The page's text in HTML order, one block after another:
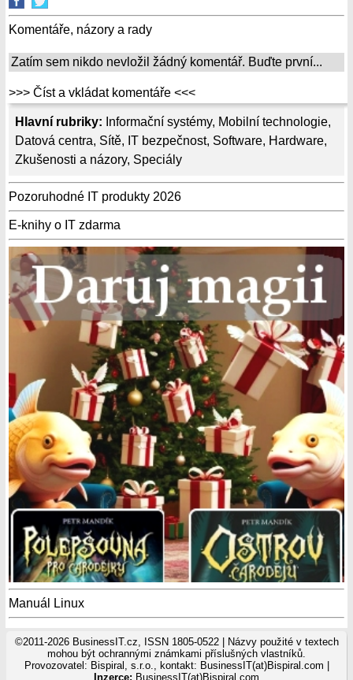
Hlavní rubriky: Informační systémy, Mobilní technologie,
Datová centra, Sítě, IT bezpečnost, Software, Hardware,
Zkušenosti a názory, Speciály
Pozoruhodné IT produkty 2026
E-knihy o IT zdarma
Manuál Linux
Komentáře, názory a rady
Zatím sem nikdo nevložil žádný komentář. Buďte první...
>>> Číst a vkládat komentáře <<<
©2011-2026 BusinessIT.cz, ISSN 1805-0522 | Názvy použité v textech
mohou být ochrannými známkami příslušných vlastníků.
Provozovatel: Bispiral, s.r.o., kontakt: BusinessIT(at)Bispiral.com |
Inzerce: BusinessIT(at)Bispiral.com